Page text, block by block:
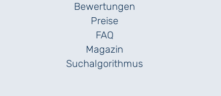
Bewertungen
Preise
FAQ
Magazin
Suchalgorithmus